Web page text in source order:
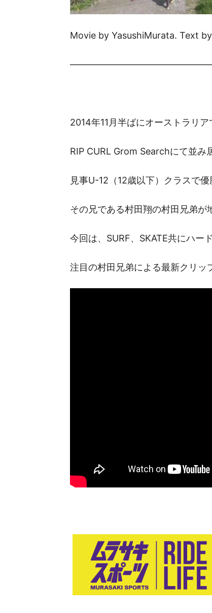
Movie by YasushiMurata. Text
2014年11月半ばにオーストラリア
RIP CURL Grom Searchにて並み
見事U-12（12歳以下）クラスで
その兄である村田翔の村田兄弟が
今回は、SURF、SKATE共にハー
注目の村田兄弟による最新クリッ